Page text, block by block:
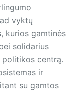
vyktų
kurios gamtinės
solidarius
politikos centrą.
ir
su gamtos